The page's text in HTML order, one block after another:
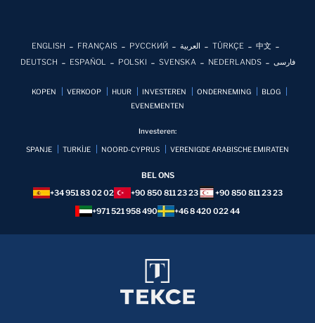
ENGLISH FRANÇAIS РУССКИЙ العربية TÜRKÇE
中文
DEUTSCH
ESPAÑOL POLSKI SVENSKA NEDERLANDS فارسی
KOPEN VERKOOP HUUR INVESTEREN ONDERNEMING
BLOG
EVENEMENTEN
Investeren:
SPANJE TURKİJE NOORD-CYPRUS VERENIGDE ARABISCHE EMIRATEN
BEL ONS
+34 951 83 02 02
+90 850 811 23 23
+90 850 811 23 23
+971 521 958 490
+46 8 420 022 44